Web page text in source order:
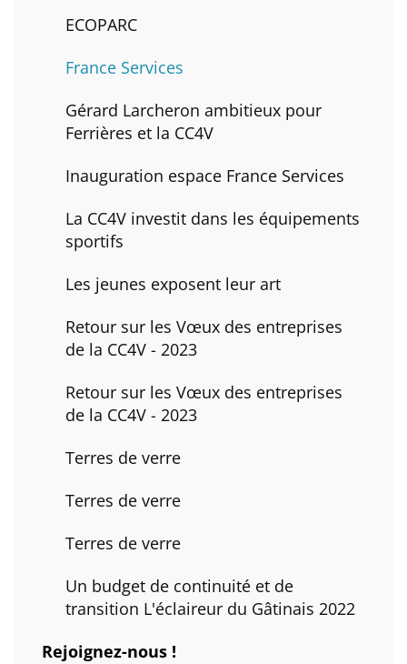
ECOPARC
France Services
Gérard Larcheron ambitieux pour
Ferrières et la CC4V
Inauguration espace France Services
La CC4V investit dans les équipements
sportifs
Les jeunes exposent leur art
Retour sur les Vœux des entreprises
de la CC4V - 2023
Retour sur les Vœux des entreprises
de la CC4V - 2023
Terres de verre
Terres de verre
Terres de verre
Un budget de continuité et de
transition L'éclaireur du Gâtinais 2022
Rejoignez-nous !